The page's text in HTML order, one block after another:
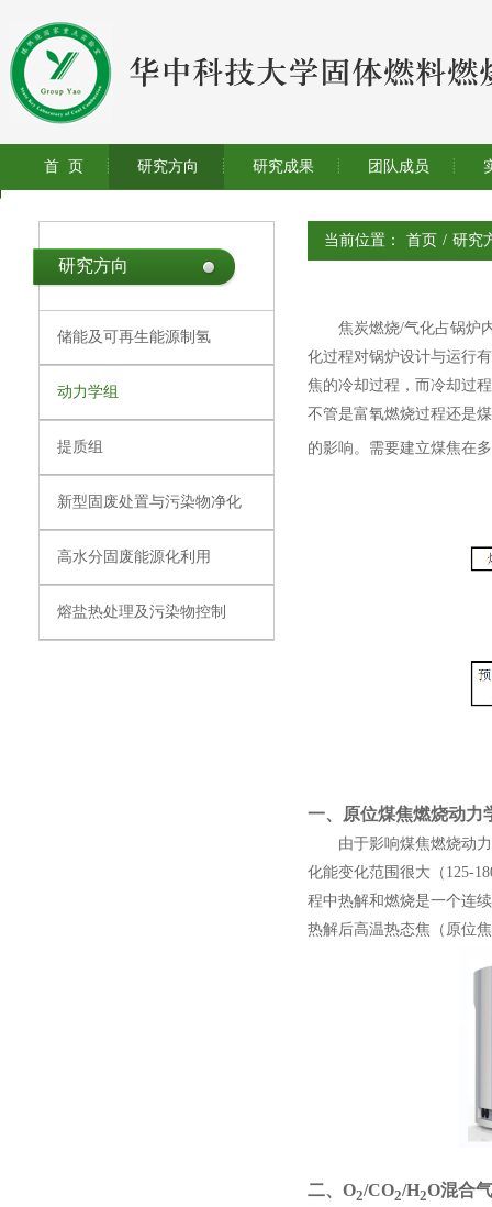
首 页 研究方向 研究成果 团队成员
研究方向
储能及可再生能源制氢
动力学组
提质组
新型固废处置与污染物净化
高水分固废能源化利用
熔盐热处理及污染物控制
当前位置： 首页 / 研究
焦炭燃烧/气化占锅炉内
化过程对锅炉设计与运行
焦的冷却过程，而冷却过
不管是富氧燃烧过程还是
的影响。需要建立煤焦在
一、 原位煤焦燃烧动力
由于影响煤焦燃烧动力
化能变化范围很大（125-
程中热解和燃烧是一个连
热解后高温热态焦（原位
二、 O2/CO2/H2O混合